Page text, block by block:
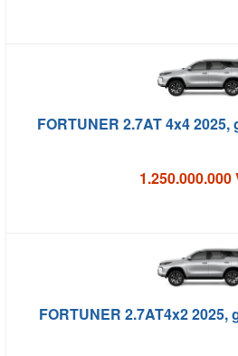
FORTUNER 2.7AT 4x4
1.250.000.000
FORTUNER 2.7AT4x2 2025,